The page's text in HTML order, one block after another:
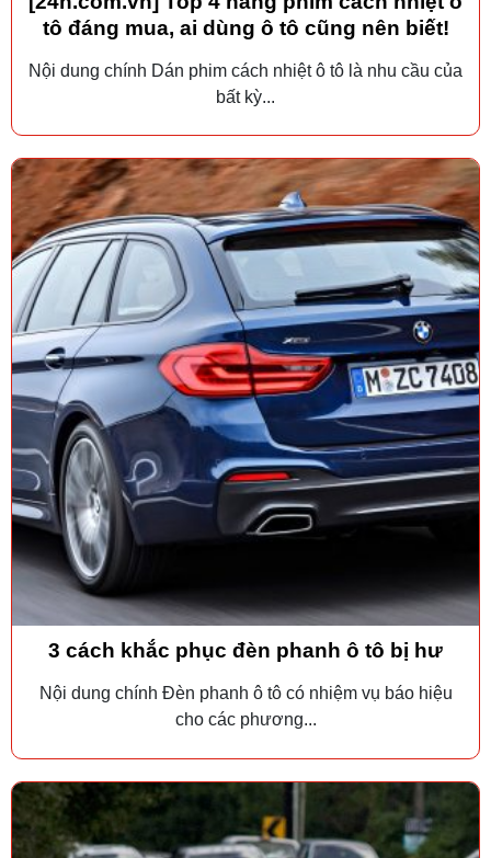
tô đáng mua, ai dùng ô tô cũng nên biết!
Nội dung chính Dán phim cách nhiệt ô tô là nhu cầu của
bất kỳ...
3 cách khắc phục đèn phanh ô tô bị hư
Nội dung chính Đèn phanh ô tô có nhiệm vụ báo hiệu
cho các phương...